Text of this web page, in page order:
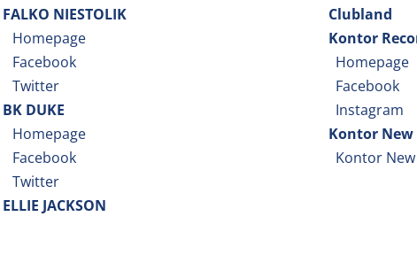
FALKO NIESTOLIK
Homepage
Facebook
Twitter
BK DUKE
Homepage
Facebook
Twitter
ELLIE JACKSON
Clubland
Kontor
Homepage
Facebook
Instagram
Kontor New
Kontor